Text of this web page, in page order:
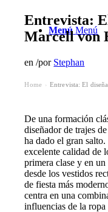
Menú Menú
Entrevista:
Marcell von
en/por Stephan
Home Entrevista: El
De una formación
diseñador de trajes
ha dado el gran
excelente calidad de
primera clase y en
desde los vestidos
de fiesta más
centra en una
influencias de la ropa